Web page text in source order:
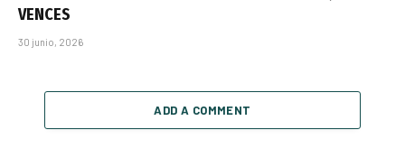
VENCES
30 junio, 2026
ADD A COMMENT